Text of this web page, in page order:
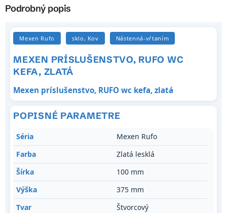
Podrobný popis
Mexen Rufo sklo, Kov Nástenná-vŕtaním
MEXEN PRÍSLUŠENSTVO, RUFO WC
KEFA, ZLATÁ
Mexen príslušenstvo, RUFO wc kefa, zlatá
POPISNÉ PARAMETRE
Séria
Mexen Rufo
Farba
Zlatá lesklá
Šírka
100 mm
Výška
375 mm
Tvar
Štvorcový